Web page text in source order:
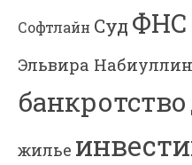
Софтлайн Суд ФНС
Эльвира
банкротство
жилье